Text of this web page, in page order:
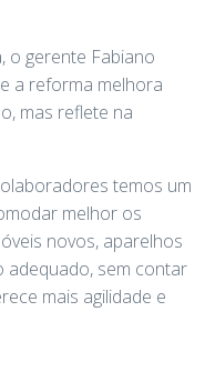
o gerente Fabiano
a reforma melhora
mas reflete na
temos um
melhor os
novos, aparelhos
adequado, sem contar
mais agilidade e